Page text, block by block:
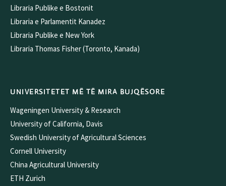
Libraria Publike e Bostonit
Libraria e Parlamentit Kanadez
Libraria Publike e New York
Libraria Thomas Fisher (Toronto, Kanada)
UNIVERSITETET MË TË MIRA BUJQËSORE
Wageningen University & Research
University of California, Davis
Swedish University of Agricultural Sciences
Cornell University
China Agricultural University
ETH Zurich